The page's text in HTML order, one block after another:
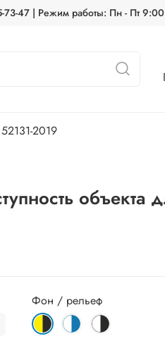
73-47 | Режим работы: Пн - Пт
2019
объекта
Фон / рельеф